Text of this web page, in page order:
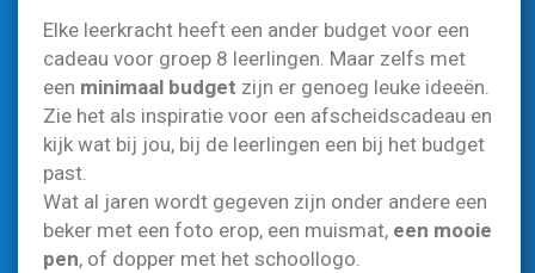
Elke leerkracht heeft een ander budget voor een
cadeau voor groep 8 leerlingen. Maar zelfs met
een minimaal budget zijn er genoeg leuke ideeën.
Zie het als inspiratie voor een afscheidscadeau en
kijk wat bij jou, bij de leerlingen een bij het budget
past.
Wat al jaren wordt gegeven zijn onder andere een
beker met een foto erop, een muismat, een mooie
pen, of dopper met het schoollogo.